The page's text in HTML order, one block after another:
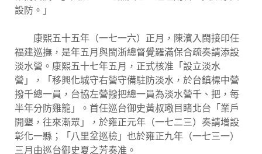
設防。」
康熙五十五年（一七一六）正月，陳濱入閩接印任
福建巡撫，是年五月與閩浙總督覺羅滿保合疏奏請添設
淡水營。康熙五十七年五月，正式核准「設立淡水
營」，「移興化城守右營守備駐防淡水，於台鎮標中營
撥千總一員，台協左營撥把總一員為淡水營千、把，每
半年分防雞籠」。首任巡台御史黃叔璥目睹北台「業戶
開墾，往來漸眾」，於雍正元年（一七二三）奏請增設
彰化一縣；「八里坌巡檢」也於雍正九年（一七三一）
三月由巡台御史夏之芳奏准。